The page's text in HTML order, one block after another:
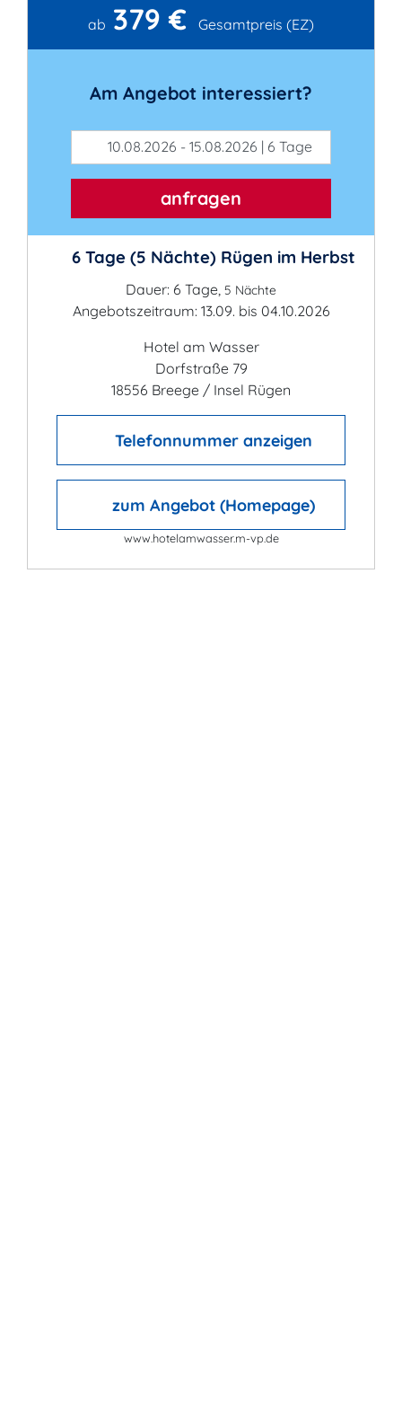
Kontakt
ab 379 € Gesamtpreis (EZ)
Am Angebot interessiert?
10.08.2026 - 15.08.2026 | 6 Tage
anfragen
6 Tage (5 Nächte) Rügen im Herbst
Dauer: 6 Tage, 5 Nächte
Angebotszeitraum: 13.09. bis 04.10.2026
Hotel am Wasser
Dorfstraße 79
18556 Breege / Insel Rügen
Telefonnummer anzeigen
zum Angebot (Homepage)
www.hotelamwasser.m-vp.de